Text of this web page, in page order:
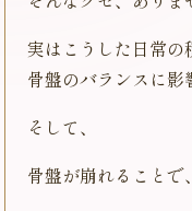
実はこうした日常の
骨盤のバランスに影
そして、
骨盤が崩れることで、